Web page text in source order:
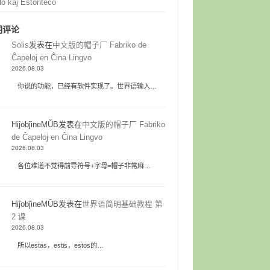
kaj Estonteco
评论
Solis发表在中文版的帽子厂 Fabriko de
Ĉapeloj en Ĉina Lingvo
2026.08.03
你说的功能，已经有软件实现了。世界语输入…
HiĵobĵineMŬB发表在中文版的帽子厂 Fabriko
de Ĉapeloj en Ĉina Lingvo
2026.08.03
各位难道不觉得前导符号+字母=帽子非常麻…
HiĵobĵineMŬB发表在世界语简明基础教程 第
2 课
2026.08.03
所以estas，estis，estos的…